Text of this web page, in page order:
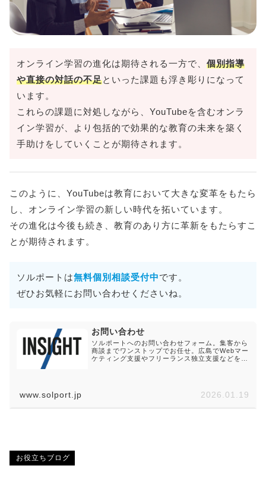
オンライン学習の進化は期待される一方で、 個別指導
や直接の対話の不足といった課題も浮き彫りになって
います。
これらの課題に対処しながら、YouTubeを含むオンラ
イン学習が、より包括的で効果的な教育の未来を築く
手助けをしていくことが期待されます。
このように、YouTubeは教育において大きな変革をもたら
し、オンライン学習の新しい時代を拓いています。
その進化は今後も続き、教育のあり方に革新をもたらすこ
とが期待されます。
ソルポートは無料個別相談受付中です。
ぜひお気軽にお問い合わせくださいね。
お問い合わせ
ソルポートへのお問い合わせフォーム。集客から
商談までワンストップでお任せ。広島でWebマー
ケティング支援やフリーランス独立支援などを得
www.solport.jp 2026.01.19
お役立ちブログ